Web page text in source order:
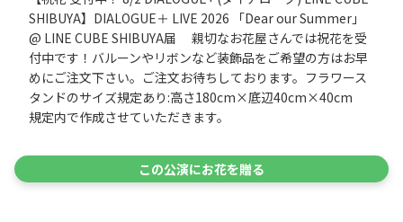
SHIBUYA】DIALOGUE＋ LIVE 2026 「Dear our Summer」
@ LINE CUBE SHIBUYA届 親切なお花屋さんでは祝花を受
付中です！バルーンやリボンなど装飾品をご希望の方はお早
めにご注文下さい。ご注文お待ちしております。フラワース
タンドのサイズ規定あり:高さ180cm×底辺40cm×40cm
規定内で作成させていただきます。
この公演にお花を贈る